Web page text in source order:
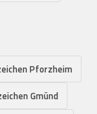
Pforzheim
Gmünd